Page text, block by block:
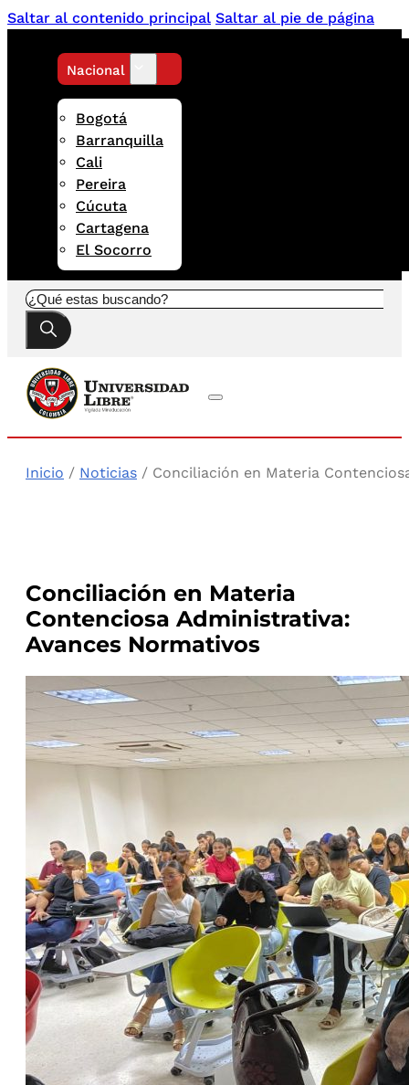
Saltar al contenido principal Saltar al pie de página
Nacional
Bogotá
Barranquilla
Cali
Pereira
Cúcuta
Cartagena
El Socorro
Buscar
Inicio / Noticias / Conciliación en Materia
Conciliación en Materia
Contenciosa Administrativa:
Avances Normativos